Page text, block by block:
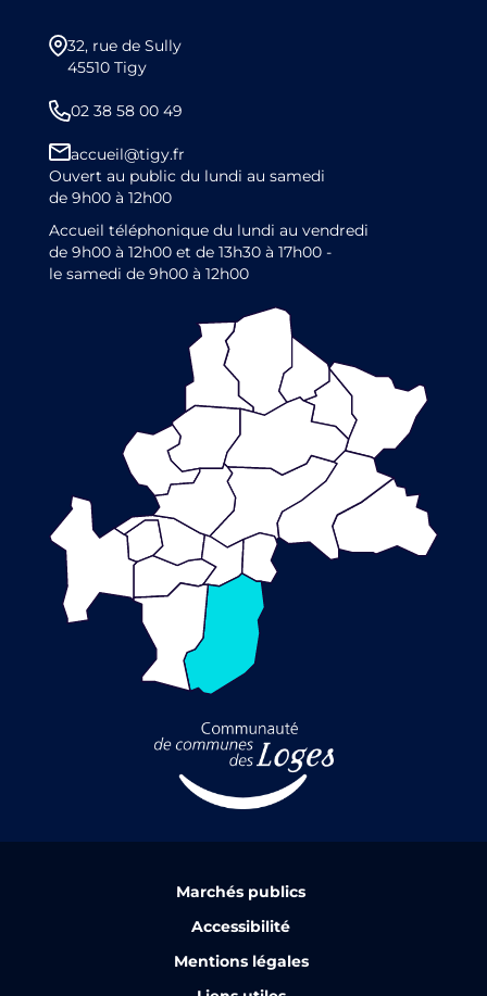
32, rue de Sully
45510 Tigy
02 38 58 00 49
accueil@tigy.fr
Ouvert au public du lundi au samedi
de 9h00 à 12h00
Accueil téléphonique du lundi au vendredi
de 9h00 à 12h00 et de 13h30 à 17h00 -
le samedi de 9h00 à 12h00
Marchés publics
Accessibilité
Mentions légales